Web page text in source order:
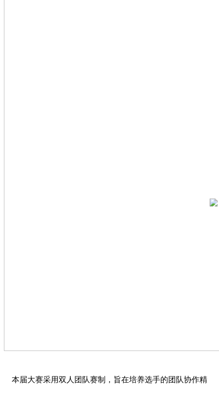
本届大赛采用双人团队赛制，旨在培养选手的团队协作精